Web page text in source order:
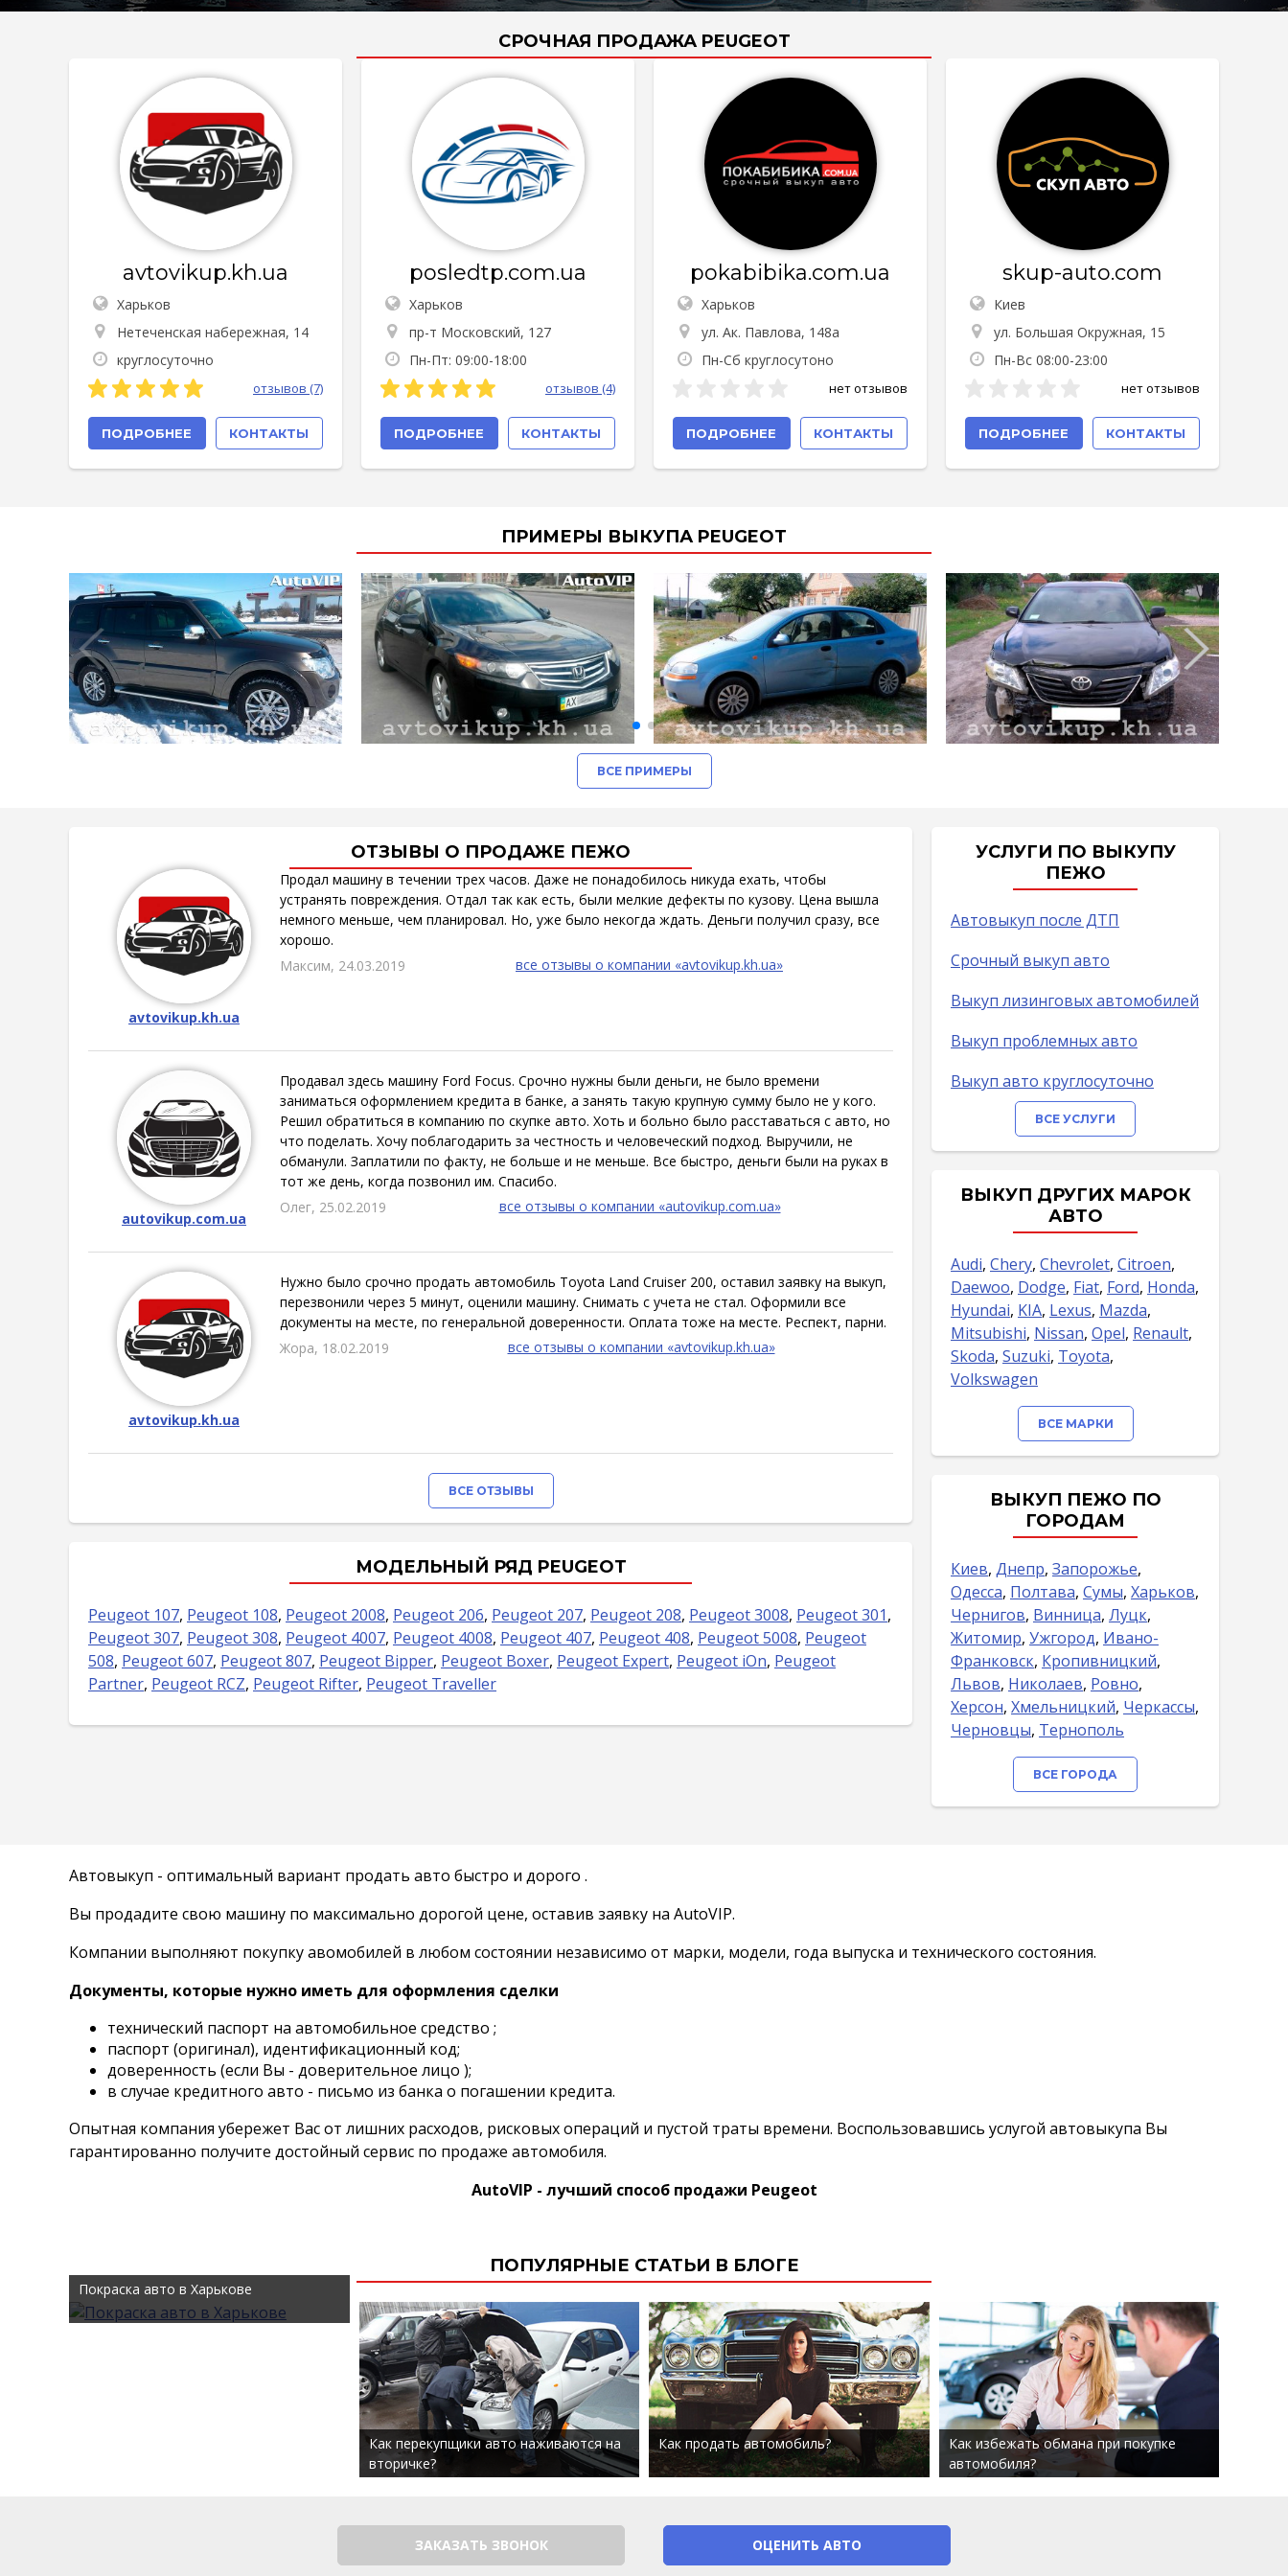
СРОЧНАЯ ПРОДАЖА PEUGEOT
avtovikup.kh.ua
Харьков
Нетеченская набережная, 14
круглосуточно
отзывов (7)
ПОДРОБНЕЕ КОНТАКТЫ
posledtp.com.ua
Харьков
пр-т Московский, 127
Пн-Пт: 09:00-18:00
отзывов (4)
ПОДРОБНЕЕ КОНТАКТЫ
pokabibika.com.ua
Харьков
ул. Ак. Павлова, 148а
Пн-Сб круглосутоно
нет отзывов
ПОДРОБНЕЕ КОНТАКТЫ
skup-auto.com
Киев
ул. Большая Окружная, 15
Пн-Вс 08:00-23:00
нет отзывов
ПОДРОБНЕЕ КОНТАКТЫ
ПРИМЕРЫ ВЫКУПА PEUGEOT
ВСЕ ПРИМЕРЫ
ОТЗЫВЫ О ПРОДАЖЕ ПЕЖО
avtovikup.kh.ua
Продал машину в течении трех часов. Даже не понадобилось никуда ехать, чтобы
устранять повреждения. Отдал так как есть, были мелкие дефекты по кузову. Цена вышла
немного меньше, чем планировал. Но, уже было некогда ждать. Деньги получил сразу, все
хорошо.
Максим, 24.03.2019
все отзывы о компании «avtovikup.kh.ua»
autovikup.com.ua
Продавал здесь машину Ford Focus. Срочно нужны были деньги, не было времени
заниматься оформлением кредита в банке, а занять такую крупную сумму было не у кого.
Решил обратиться в компанию по скупке авто. Хоть и больно было расставаться с авто, но
что поделать. Хочу поблагодарить за честность и человеческий подход. Выручили, не
обманули. Заплатили по факту, не больше и не меньше. Все быстро, деньги были на руках в
тот же день, когда позвонил им. Спасибо.
Олег, 25.02.2019
все отзывы о компании «autovikup.com.ua»
avtovikup.kh.ua
Нужно было срочно продать автомобиль Toyota Land Cruiser 200, оставил заявку на выкуп,
перезвонили через 5 минут, оценили машину. Снимать с учета не стал. Оформили все
документы на месте, по генеральной доверенности. Оплата тоже на месте. Респект, парни.
Жора, 18.02.2019
все отзывы о компании «avtovikup.kh.ua»
ВСЕ ОТЗЫВЫ
МОДЕЛЬНЫЙ РЯД PEUGEOT
Peugeot 107, Peugeot 108, Peugeot 2008, Peugeot 206, Peugeot 207, Peugeot 208, Peugeot 3008, Peugeot 301,
Peugeot 307, Peugeot 308, Peugeot 4007, Peugeot 4008, Peugeot 407, Peugeot 408, Peugeot 5008, Peugeot
508, Peugeot 607, Peugeot 807, Peugeot Bipper, Peugeot Boxer, Peugeot Expert, Peugeot iOn, Peugeot
Partner, Peugeot RCZ, Peugeot Rifter, Peugeot Traveller
УСЛУГИ ПО ВЫКУПУ
ПЕЖО
Автовыкуп после ДТП
Срочный выкуп авто
Выкуп лизинговых автомобилей
Выкуп проблемных авто
Выкуп авто круглосуточно
ВСЕ УСЛУГИ
ВЫКУП ДРУГИХ МАРОК
АВТО
Audi, Chery, Chevrolet, Citroen,
Daewoo, Dodge, Fiat, Ford, Honda,
Hyundai, KIA, Lexus, Mazda,
Mitsubishi, Nissan, Opel, Renault,
Skoda, Suzuki, Toyota,
Volkswagen
ВСЕ МАРКИ
ВЫКУП ПЕЖО ПО
ГОРОДАМ
Киев, Днепр, Запорожье,
Одесса, Полтава, Сумы, Харьков,
Чернигов, Винница, Луцк,
Житомир, Ужгород, Ивано-
Франковск, Кропивницкий,
Львов, Николаев, Ровно,
Херсон, Хмельницкий, Черкассы,
Черновцы, Тернополь
ВСЕ ГОРОДА
Автовыкуп - оптимальный вариант продать авто быстро и дорого .
Вы продадите свою машину по максимально дорогой цене, оставив заявку на AutoVIP.
Компании выполняют покупку авомобилей в любом состоянии независимо от марки, модели, года выпуска и технического состояния.
Документы, которые нужно иметь для оформления сделки
технический паспорт на автомобильное средство ;
паспорт (оригинал), идентификационный код;
доверенность (если Вы - доверительное лицо );
в случае кредитного авто - письмо из банка о погашении кредита.
Опытная компания убережет Вас от лишних расходов, рисковых операций и пустой траты времени. Воспользовавшись услугой автовыкупа Вы
гарантированно получите достойный сервис по продаже автомобиля.
AutoVIP - лучший способ продажи Peugeot
ПОПУЛЯРНЫЕ СТАТЬИ В БЛОГЕ
Покраска авто в Харькове
Как перекупщики авто наживаются на
вторичке?
Как продать автомобиль?
Как избежать обмана при покупке
автомобиля?
ЗАКАЗАТЬ ЗВОНОК ОЦЕНИТЬ АВТО